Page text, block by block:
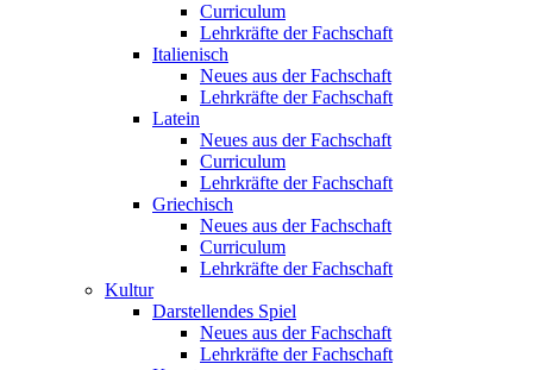
Curriculum
Lehrkräfte der Fachschaft
Italienisch
Neues aus der Fachschaft
Lehrkräfte der Fachschaft
Latein
Neues aus der Fachschaft
Curriculum
Lehrkräfte der Fachschaft
Griechisch
Neues aus der Fachschaft
Curriculum
Lehrkräfte der Fachschaft
Kultur
Darstellendes Spiel
Neues aus der Fachschaft
Lehrkräfte der Fachschaft